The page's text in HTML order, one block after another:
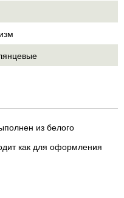
из белого
как для оформления